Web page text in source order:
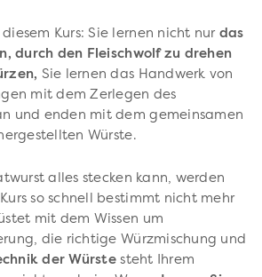
Kurs: Sie lernen nicht nur das
durch den Fleischwolf zu drehen
Sie lernen das Handwerk von
mit dem Zerlegen des
und enden mit dem gemeinsamen
Würste.
alles stecken kann, werden
so schnell bestimmt nicht mehr
mit dem Wissen um
die richtige Würzmischung und
der Würstesteht Ihrem